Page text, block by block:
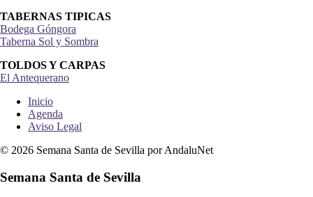
TABERNAS TIPICAS
Bodega Góngora
Taberna Sol y Sombra
TOLDOS Y CARPAS
El Antequerano
Inicio
Agenda
Aviso Legal
© 2026 Semana Santa de Sevilla por AndaluNet
Semana Santa de Sevilla